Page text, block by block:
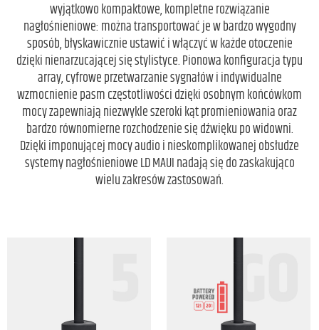
wyjątkowo kompaktowe, kompletne rozwiązanie
nagłośnieniowe: można transportować je w bardzo wygodny
sposób, błyskawicznie ustawić i włączyć w każde otoczenie
dzięki nienarzucającej się stylistyce. Pionowa konfiguracja typu
array, cyfrowe przetwarzanie sygnałów i indywidualne
wzmocnienie pasm częstotliwości dzięki osobnym końcówkom
mocy zapewniają niezwykle szeroki kąt promieniowania oraz
bardzo równomierne rozchodzenie się dźwięku po widowni.
Dzięki imponującej mocy audio i nieskomplikowanej obsłudze
systemy nagłośnieniowe LD MAUI nadają się do zaskakująco
wielu zakresów zastosowań.